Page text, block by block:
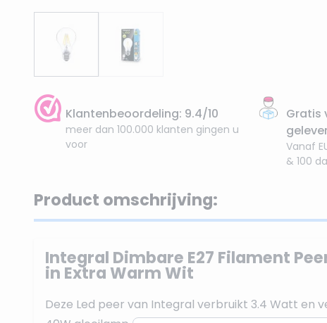
Klantenbeoordeling: 9.4/10
meer dan 100.000 klanten gingen u
voor
Gratis
Vanaf
& 100
Product omschrijving:
Integral Dimbare E27 Filament
in Extra Warm Wit
Deze Led peer van Integral verbruikt 3.4 Watt en